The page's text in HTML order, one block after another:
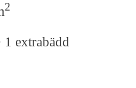
2
extrabädd